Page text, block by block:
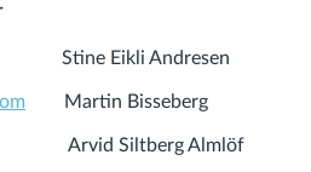
Eikli Andresen
Martin Bisseberg
Arvid Siltberg Almlöf